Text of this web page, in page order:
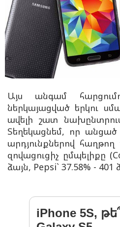
Այս անգամ
ներկայացված երկու
ավելի շատ նախընտրում
Տեղեկացնեմ, որ
արդյունքներով
զովացուցիչ ըմպելիքը
ձայն, Pepsi` 37.58% - 401
iPhone 5S,